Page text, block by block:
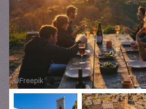
©Freepik